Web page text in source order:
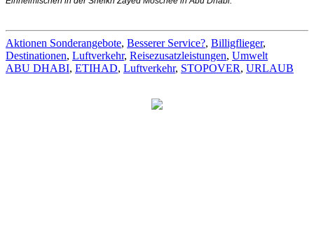
Aktionen Sonderangebote, Besserer Service?, Billigflieger,
Destinationen, Luftverkehr, Reisezusatzleistungen, Umwelt
ABU DHABI, ETIHAD, Luftverkehr, STOPOVER, URLAUB